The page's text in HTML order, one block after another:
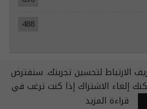
488
الارتباط لتحسين تجربتك. سنفترض
إلغاء الاشتراك إذا كنت ترغب في
قراءة المزيد